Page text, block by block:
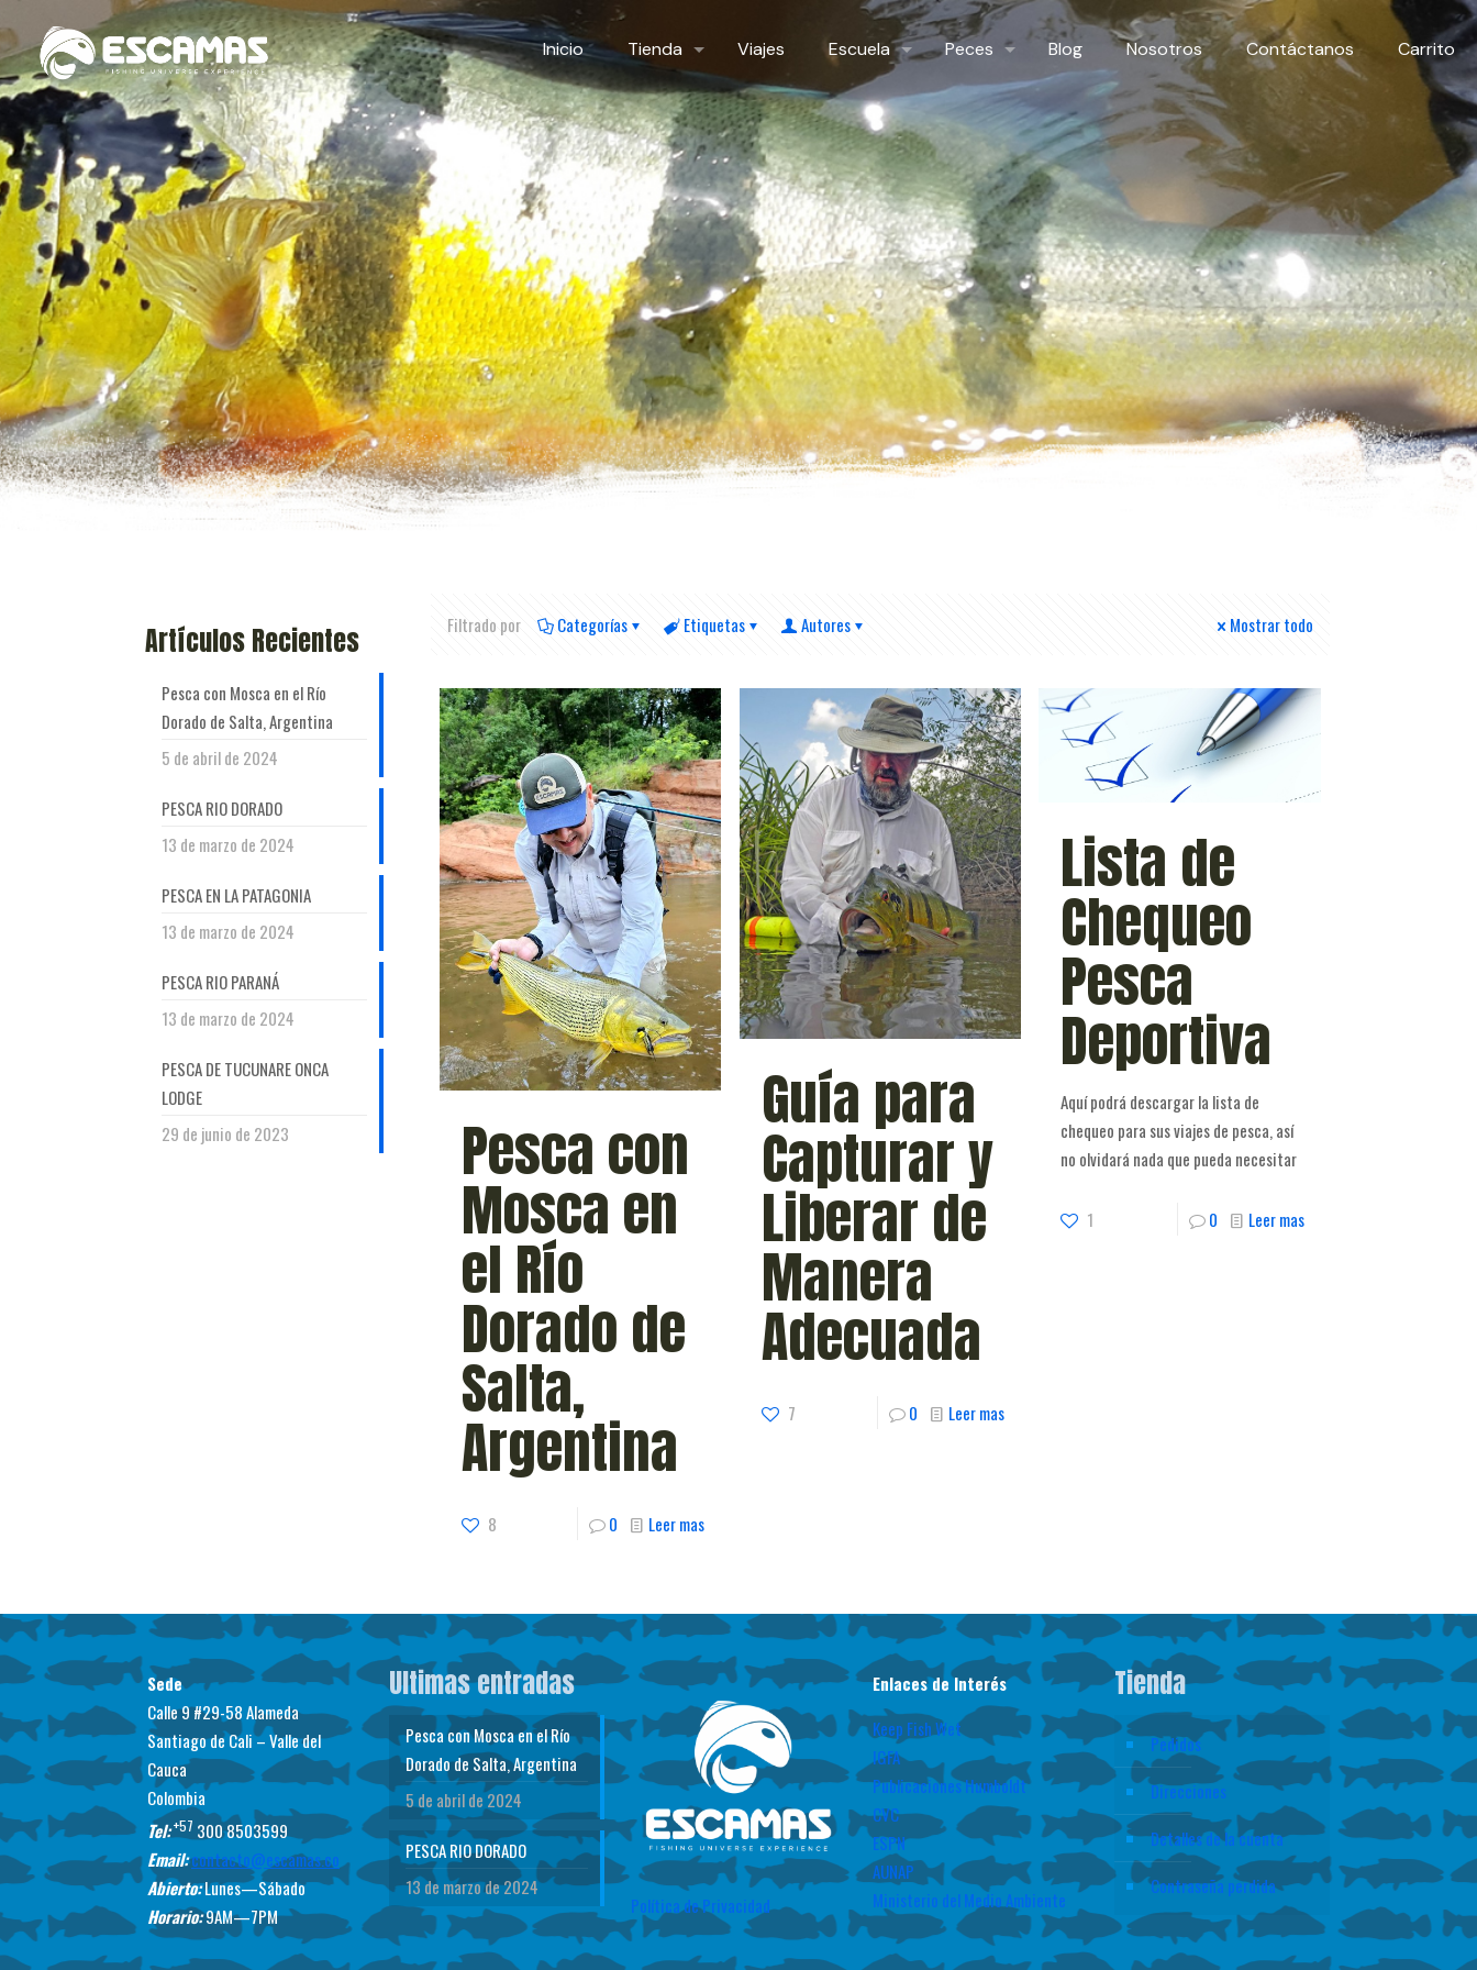
Inicio Tienda Viajes Escuela Peces Blog Nosotros Contáctanos Carrito
Filtrado por Categorías Etiquetas Autores Mostrar todo
Pesca con
Mosca en
el Río
Dorado de
Salta,
Argentina
8 0 Leer mas
Guía para
Capturar y
Liberar de
Manera
Adecuada
7 0 Leer mas
Lista de
Chequeo
Pesca
Deportiva
Aquí podrá descargar la lista de
chequeo para sus viajes de pesca, así
no olvidará nada que pueda necesitar
1 0 Leer mas
Artículos Recientes
Pesca con Mosca en el Río
Dorado de Salta, Argentina
5 de abril de 2024
PESCA RIO DORADO
13 de marzo de 2024
PESCA EN LA PATAGONIA
13 de marzo de 2024
PESCA RIO PARANÁ
13 de marzo de 2024
PESCA DE TUCUNARE ONCA
LODGE
29 de junio de 2023
Sede
Calle 9 #29-58 Alameda
Santiago de Cali – Valle del
Cauca
Colombia
Tel:+57 300 8503599
Email:contacto@escamas.co
Abierto:Lunes—Sábado
Horario:9AM—7PM
Ultimas entradas
Pesca con Mosca en el Río
Dorado de Salta, Argentina
5 de abril de 2024
PESCA RIO DORADO
13 de marzo de 2024
Política de Privacidad
Enlaces de Interés
Keep Fish Wet
IGFA
Publicaciones Humboldt
CVC
ESPN
AUNAP
Ministerio del Medio Ambiente
Tienda
Pedidos
Direcciones
Detalles de la cuenta
Contraseña perdida